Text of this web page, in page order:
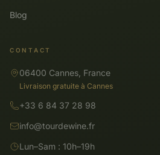
Blog
CONTACT
06400 Cannes, France
Livraison gratuite à Cannes
+33 6 84 37 28 98
info@tourdewine.fr
Lun–Sam : 10h–19h